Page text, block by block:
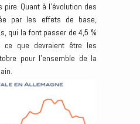
Quant à l’évolution des
par les effets de base,
qui la font passer de 4,5 %
que devraient être les
pour l’ensemble de la